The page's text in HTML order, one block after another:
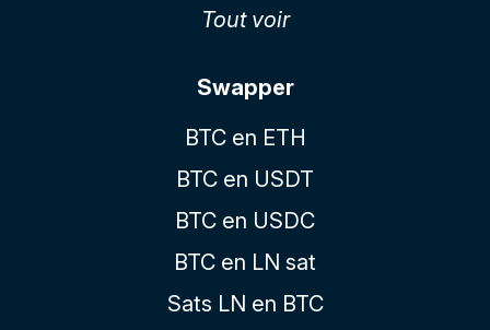
Tout voir
Swapper
BTC en ETH
BTC en USDT
BTC en USDC
BTC en LN sat
Sats LN en BTC